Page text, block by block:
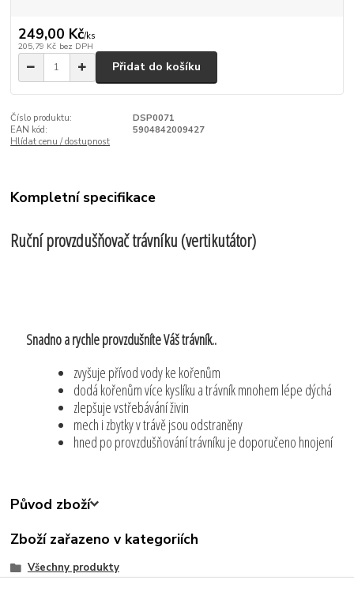
249,00 Kč/ks
205,79 Kč bez DPH
Přidat do košíku
Číslo produktu:
DSP0071
EAN kód:
5904842009427
Hlídat cenu / dostupnost
Kompletní specifikace
Ruční provzdušňovač trávníku (vertikutátor)
Snadno a rychle provzdušníte Váš trávník..
zvyšuje přívod vody ke kořenům
dodá kořenům více kyslíku a trávník mnohem lépe dýchá
zlepšuje vstřebávání živin
mech i zbytky v trávě jsou odstraněny
hned po provzdušňování trávníku je doporučeno hnojení
Původ zboží
Zboží zařazeno v kategoriích
Všechny produkty